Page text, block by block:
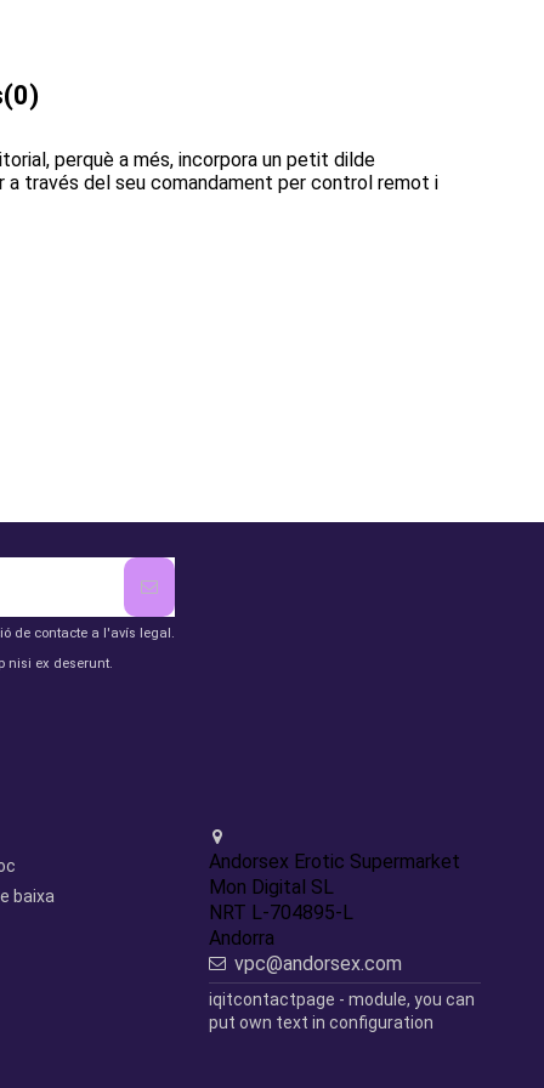
(0)
perquè a més, incorpora un petit dilde
través del seu comandament per control remot i
de contacte a l'avís legal.
nisi ex deserunt.
baixa
Andorsex Erotic Supermarket
Mon Digital SL
NRT L-704895-L
Andorra
vpc@andorsex.com
iqitcontactpage - module, you can
put own text in configuration